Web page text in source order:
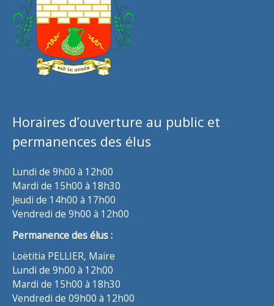
Horaires d’ouverture au public et
permanences des élus
Lundi de 9h00 à 12h00
Mardi de 15h00 à 18h30
Jeudi de 14h00 à 17h00
Vendredi de 9h00 à 12h00
Permanence des élus :
Loëtitia PELLIER, Maire
Lundi de 9h00 à 12h00
Mardi de 15h00 à 18h30
Vendredi de 09h00 à 12h00